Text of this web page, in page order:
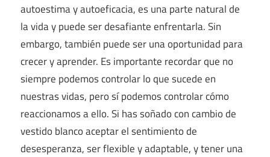
autoestima y autoeficacia, es una parte natural de
la vida y puede ser desafiante enfrentarla. Sin
embargo, también puede ser una oportunidad para
crecer y aprender. Es importante recordar que no
siempre podemos controlar lo que sucede en
nuestras vidas, pero sí podemos controlar cómo
reaccionamos a ello. Si has soñado con cambio de
vestido blanco aceptar el sentimiento de
desesperanza, ser flexible y adaptable, y tener una